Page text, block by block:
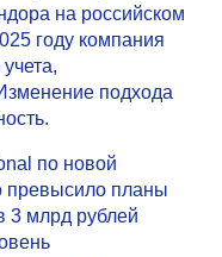
на российском
году компания
подхода
по новой
превысило планы
3 млрд рублей